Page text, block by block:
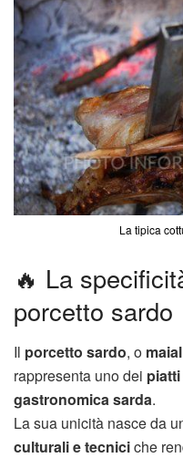
La tipica
🔥 La
porcetto sardo
Il porcetto sardo, o
rappresenta uno dei
gastronomica sarda.
La sua unicità nasce da
culturali e tecniciche